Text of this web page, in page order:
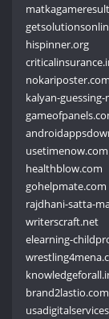
hispinner.org
nokariposter.com
kalyan-
usetimenow.com
healthblow.com
gohelpmate.com
rajdhani-satta-
writerscraft.net
elearning-
brand2lastio.com